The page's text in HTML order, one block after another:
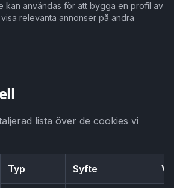
kan användas för att bygga en profil av
relevanta annonser på andra
lista över de cookies vi
Typ Syfte